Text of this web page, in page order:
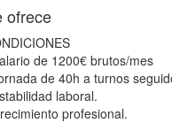
ofrece
de 1200€ brutos/mes
de 40h a turnos
laboral.
profesional.